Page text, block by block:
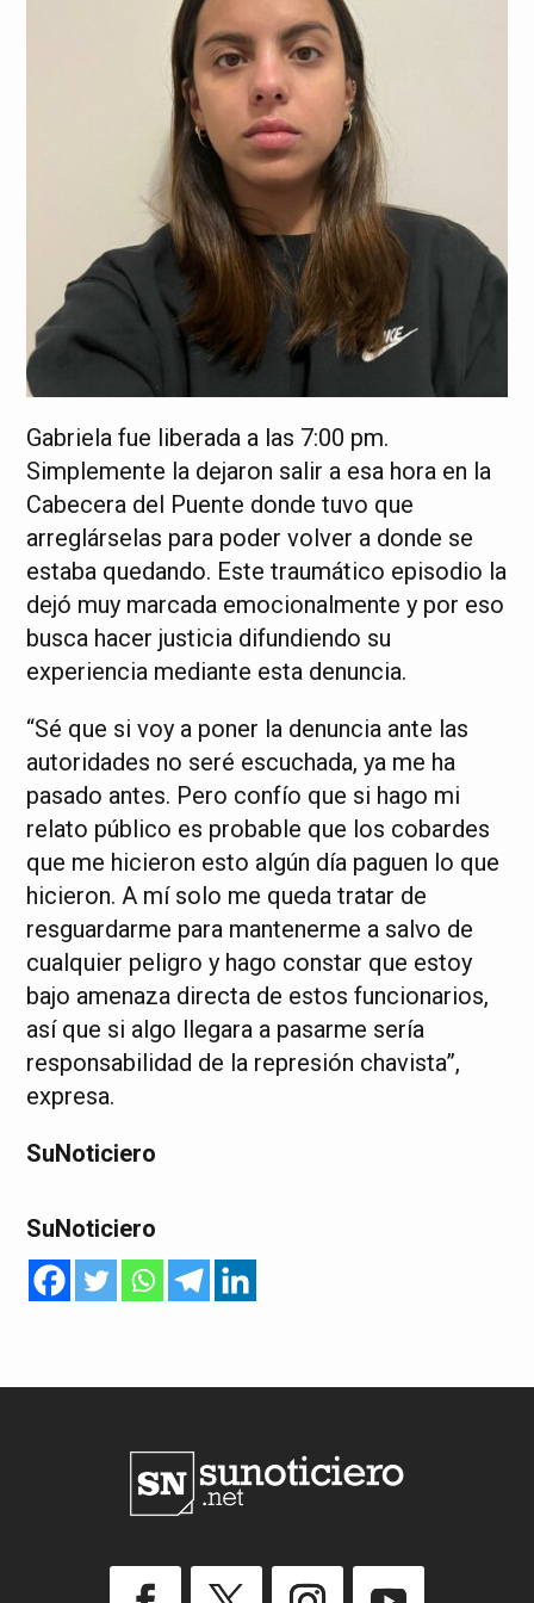
Gabriela fue liberada a las 7:00 pm.
Simplemente la dejaron salir a esa hora en la
Cabecera del Puente donde tuvo que
arreglárselas para poder volver a donde se
estaba quedando. Este traumático episodio la
dejó muy marcada emocionalmente y por eso
busca hacer justicia difundiendo su
experiencia mediante esta denuncia.
“Sé que si voy a poner la denuncia ante las
autoridades no seré escuchada, ya me ha
pasado antes. Pero confío que si hago mi
relato público es probable que los cobardes
que me hicieron esto algún día paguen lo que
hicieron. A mí solo me queda tratar de
resguardarme para mantenerme a salvo de
cualquier peligro y hago constar que estoy
bajo amenaza directa de estos funcionarios,
así que si algo llegara a pasarme sería
responsabilidad de la represión chavista”,
expresa.
SuNoticiero
SuNoticiero